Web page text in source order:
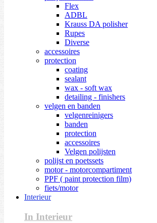
Flex
ADBL
Krauss DA polisher
Rupes
Diverse
accessoires
protection
coating
sealant
wax - soft wax
detailing - finishers
velgen en banden
velgenreinigers
banden
protection
accessoires
Velgen polijsten
polijst en poetssets
motor - motorcompartiment
PPF ( paint protection film)
fiets/motor
Interieur
In Interieur